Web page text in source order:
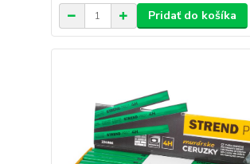
Pridať do košíka